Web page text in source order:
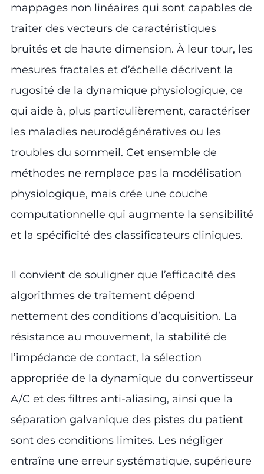
mappages non linéaires qui sont capables de
traiter des vecteurs de caractéristiques
bruités et de haute dimension. À leur tour, les
mesures fractales et d’échelle décrivent la
rugosité de la dynamique physiologique, ce
qui aide à, plus particulièrement, caractériser
les maladies neurodégénératives ou les
troubles du sommeil. Cet ensemble de
méthodes ne remplace pas la modélisation
physiologique, mais crée une couche
computationnelle qui augmente la sensibilité
et la spécificité des classificateurs cliniques.
Il convient de souligner que l’efficacité des
algorithmes de traitement dépend
nettement des conditions d’acquisition. La
résistance au mouvement, la stabilité de
l’impédance de contact, la sélection
appropriée de la dynamique du convertisseur
A/C et des filtres anti-aliasing, ainsi que la
séparation galvanique des pistes du patient
sont des conditions limites. Les négliger
entraîne une erreur systématique, supérieure